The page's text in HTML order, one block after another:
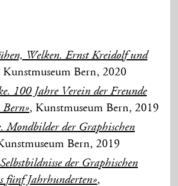
Welken. Ernst Kreidolf und
Kunstmuseum Bern, 2020
100 Jahre Verein der Freunde
Bern», Kunstmuseum Bern, 2019
Mondbilder der Graphischen
Bern, 2019
der Graphischen
fünf Jahrhunderten»,